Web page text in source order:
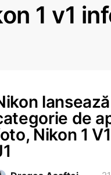
1 v1
de
Nikon 1